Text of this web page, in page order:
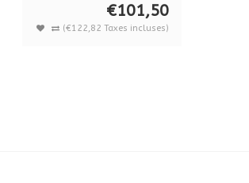
€101,50
(€122,82 Taxes incluses)